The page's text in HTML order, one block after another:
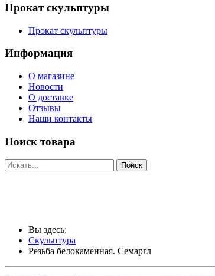
Прокат скульптуры
Прокат скульптуры
Информация
О магазине
Новости
О доставке
Отзывы
Наши контакты
Поиск товара
Вы здесь:
Скульптура
Резьба белокаменная. Семаргл